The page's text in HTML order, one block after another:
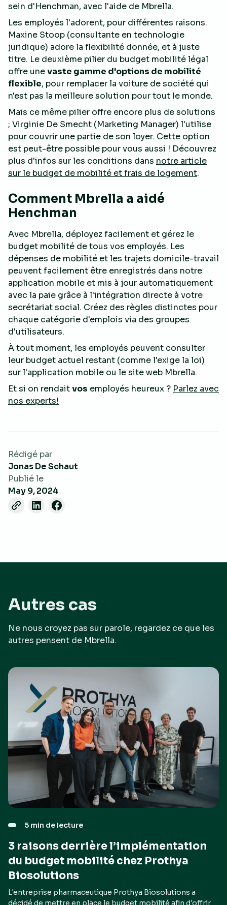
sein d'Henchman, avec l'aide de Mbrella.
Les employés l'adorent, pour différentes raisons.
Maxine Stoop (consultante en technologie
juridique) adore la flexibilité donnée, et à juste
titre. Le deuxième pilier du budget mobilité légal
offre unevaste gamme d'options de mobilité
flexible, pour remplacer la voiture de société qui
n'est pas la meilleure solution pour tout le monde.
Mais ce même pilier offre encore plus de solutions
; Virginie De Smecht (Marketing Manager) l'utilise
pour couvrir une partie de son loyer. Cette option
est peut-être possible pour vous aussi ! Découvrez
plus d'infos sur les conditions dans notre article
sur le budget de mobilité et frais de logement.
Comment Mbrella a aidé
Henchman
Avec Mbrella, déployez facilement et gérez le
budget mobilité de tous vos employés. Les
dépenses de mobilité et les trajets domicile-travail
peuvent facilement être enregistrés dans notre
application mobile et mis à jour automatiquement
avec la paie grâce à l'intégration directe à votre
secrétariat social. Créez des règles distinctes pour
chaque catégorie d'emplois via des groupes
d'utilisateurs.
À tout moment, les employés peuvent consulter
leur budget actuel restant (comme l'exige la loi)
sur l'application mobile ou le site web Mbrella.
Et si on rendaitvos employés heureux ? Parlez avec
nos experts!
Rédigé par
Jonas De Schaut
Publié le
May 9, 2024
Autres cas
Ne nous croyez pas sur parole, regardez ce que les
autres pensent de Mbrella.
5 min de lecture
3 raisons derrière l’implémentation
du budget mobilité chez Prothya
Biosolutions
L'entreprise pharmaceutique Prothya Biosolutions a
décidé de mettre en place le budget mobilité afin d'offrir